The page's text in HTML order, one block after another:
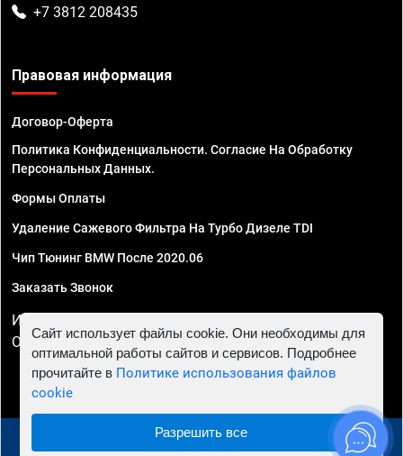
+7 3812 208435
Правовая информация
Договор-Оферта
Политика Конфиденциальности. Согласие На Обработку
Персональных Данных.
Формы Оплаты
Удаление Сажевого Фильтра На Турбо Дизеле TDI
Чип Тюнинг BMW После 2020.06
Заказать Звонок
ИП Смирнов Георгий Павлович. ИНН 781302555843,
ОГРНИП 324470400032610
© 2010 - 2026 Чип тюнинг в Омске - Автосервис "Евро
Сайт использует файлы cookie. Они необходимы для
оптимальной работы сайтов и сервисов. Подробнее
прочитайте в Политике использования файлов
cookie
Разрешить все